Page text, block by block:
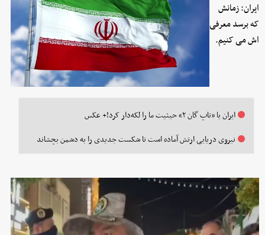
ایران: زمانش
که برسد معرفی
اش می کنیم.
ایران با «تاپ گان ۲» حیثیت ما را لکه‌دار کرد!+ عکس
نیروی دریایی ارتش آماده است تا شکست جدیدی را به دشمن بچشاند